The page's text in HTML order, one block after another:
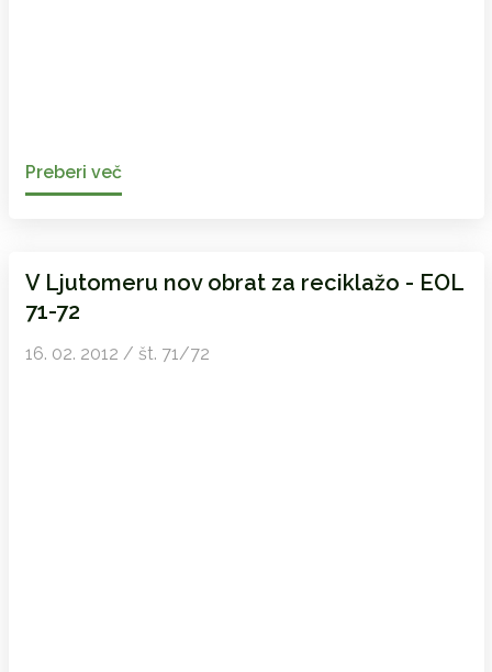
Preberi več
V Ljutomeru nov obrat za reciklažo - EOL
71-72
16. 02. 2012 / št. 71/72